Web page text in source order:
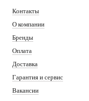
Контакты
О компании
Бренды
Оплата
Доставка
Гарантия и сервис
Вакансии